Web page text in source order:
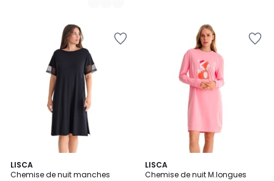
LISCA
Chemise de nuit manches
LISCA
Chemise de nuit M.longues
2
Couleurs